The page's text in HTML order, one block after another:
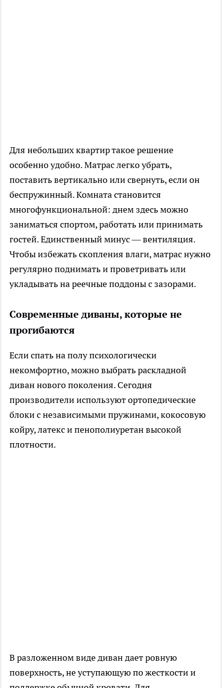
Для небольших квартир такое решение
особенно удобно. Матрас легко убрать,
поставить вертикально или свернуть, если он
беспружинный. Комната становится
многофункциональной: днем здесь можно
заниматься спортом, работать или принимать
гостей. Единственный минус — вентиляция.
Чтобы избежать скопления влаги, матрас нужно
регулярно поднимать и проветривать или
укладывать на реечные поддоны с зазорами.
Современные диваны, которые не
прогибаются
Если спать на полу психологически
некомфортно, можно выбрать раскладной
диван нового поколения. Сегодня
производители используют ортопедические
блоки с независимыми пружинами, кокосовую
койру, латекс и пенополиуретан высокой
плотности.
В разложенном виде диван дает ровную
поверхность, не уступающую по жесткости и